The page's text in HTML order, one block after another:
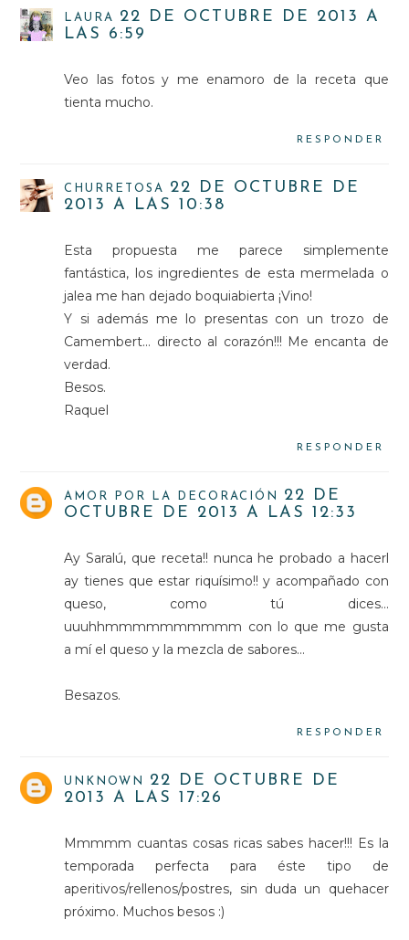
LAURA
22 DE OCTUBRE DE 2013 A
LAS 6:59
Veo las fotos y me enamoro de la receta que
tienta mucho.
RESPONDER
CHURRETOSA
22 DE OCTUBRE DE
2013 A LAS 10:38
Esta propuesta me parece simplemente
fantástica, los ingredientes de esta mermelada o
jalea me han dejado boquiabierta ¡Vino!
Y si además me lo presentas con un trozo de
Camembert... directo al corazón!!! Me encanta de
verdad.
Besos.
Raquel
RESPONDER
AMOR POR LA DECORACIÓN
22 DE
OCTUBRE DE 2013 A LAS 12:33
Ay Saralú, que receta!! nunca he probado a hacerl
ay tienes que estar riquísimo!! y acompañado con
queso, como tú dices...
uuuhhmmmmmmmmmm con lo que me gusta
a mí el queso y la mezcla de sabores...
Besazos.
RESPONDER
UNKNOWN
22 DE OCTUBRE DE
2013 A LAS 17:26
Mmmmm cuantas cosas ricas sabes hacer!!! Es la
temporada perfecta para éste tipo de
aperitivos/rellenos/postres, sin duda un quehacer
próximo. Muchos besos :)